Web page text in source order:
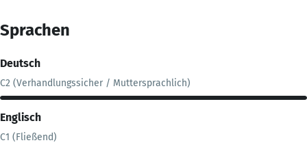
Sprachen
Deutsch
C2 (Verhandlungssicher / Muttersprachlich)
Englisch
C1 (Fließend)